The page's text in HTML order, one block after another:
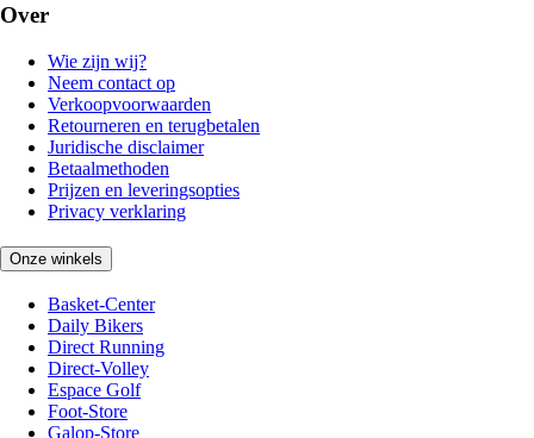
Over
Wie zijn wij?
Neem contact op
Verkoopvoorwaarden
Retourneren en terugbetalen
Juridische disclaimer
Betaalmethoden
Prijzen en leveringsopties
Privacy verklaring
Onze winkels
Basket-Center
Daily Bikers
Direct Running
Direct-Volley
Espace Golf
Foot-Store
Galop-Store